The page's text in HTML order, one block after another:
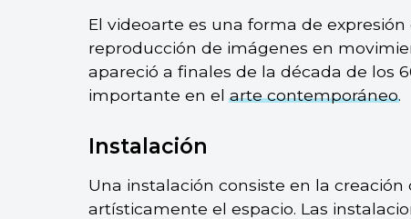
El videoarte es una forma de
reproducción de imágenes en
apareció a finales de la década de los
importante en elarte contemporáneo.
Instalación
Una instalación consiste en la
artísticamente el espacio. Las